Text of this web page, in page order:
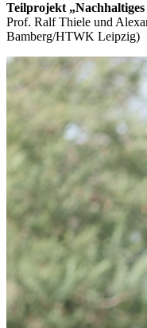
Teilprojekt
Prof. Ralf Thiele und
Bamberg/HTWK Leipzig)